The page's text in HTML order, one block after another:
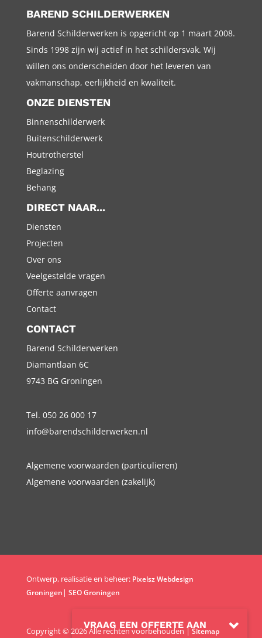
BAREND SCHILDERWERKEN
Barend Schilderwerken is opgericht op 1 maart 2008.
Sinds 1998 zijn wij actief in het schildersvak. Wij
willen ons onderscheiden door het leveren van
vakmanschap, eerlijkheid en kwaliteit.
ONZE DIENSTEN
Binnenschilderwerk
Buitenschilderwerk
Houtrotherstel
Beglazing
Behang
DIRECT NAAR...
Diensten
Projecten
Over ons
Veelgestelde vragen
Offerte aanvragen
Contact
CONTACT
Barend Schilderwerken
Diamantlaan 6C
9743 BG Groningen
Tel. 050 26 000 17
info@barendschilderwerken.nl
Algemene voorwaarden (particulieren)
Algemene voorwaarden (zakelijk)
VRAAG EEN OFFERTE AAN
Ontwerp, realisatie en beheer: Pixelsz Webdesign
Groningen | SEO Groningen
Copyright © 2026 Alle rechten voorbehouden |Sitemap